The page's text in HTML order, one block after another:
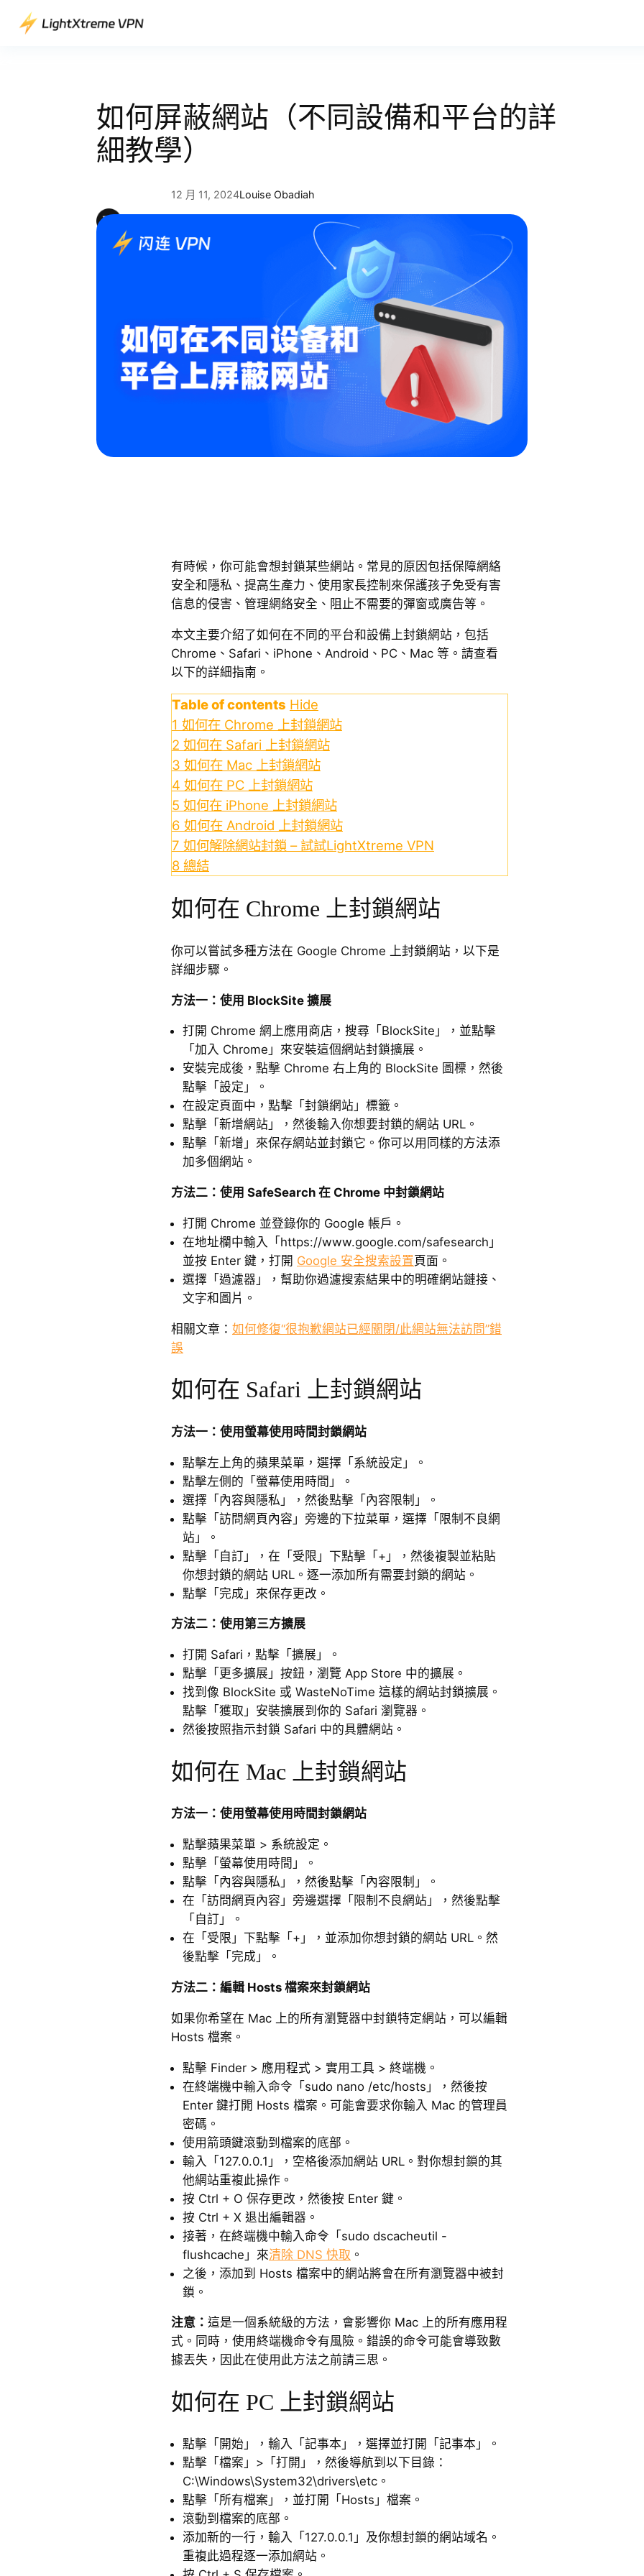
如何屏蔽網站（不同設備和平台的詳
細教學）
12 月 11, 2024Louise Obadiah
有時候，你可能會想封鎖某些網站。常見的原因包括保障網絡
安全和隱私、提高生產力、使用家長控制來保護孩子免受有害
信息的侵害、管理網絡安全、阻止不需要的彈窗或廣告等。
本文主要介紹了如何在不同的平台和設備上封鎖網站，包括
Chrome、Safari、iPhone、Android、PC、Mac 等。請查看
以下的詳細指南。
Table of contents Hide
1 如何在 Chrome 上封鎖網站
2 如何在 Safari 上封鎖網站
3 如何在 Mac 上封鎖網站
4 如何在 PC 上封鎖網站
5 如何在 iPhone 上封鎖網站
6 如何在 Android 上封鎖網站
7 如何解除網站封鎖 – 試試LightXtreme VPN
8 總結
如何在 Chrome 上封鎖網站
你可以嘗試多種方法在 Google Chrome 上封鎖網站，以下是
詳細步驟。
方法一：使用 BlockSite 擴展
打開 Chrome 網上應用商店，搜尋「BlockSite」，並點擊
「加入 Chrome」來安裝這個網站封鎖擴展。
安裝完成後，點擊 Chrome 右上角的 BlockSite 圖標，然後
點擊「設定」。
在設定頁面中，點擊「封鎖網站」標籤。
點擊「新增網站」，然後輸入你想要封鎖的網站 URL。
點擊「新增」來保存網站並封鎖它。你可以用同樣的方法添
加多個網站。
方法二：使用 SafeSearch 在 Chrome 中封鎖網站
打開 Chrome 並登錄你的 Google 帳戶。
在地址欄中輸入「https://www.google.com/safesearch」
並按 Enter 鍵，打開 Google 安全搜索設置頁面。
選擇「過濾器」，幫助你過濾搜索結果中的明確網站鏈接、
文字和圖片。
相關文章： 如何修復“很抱歉網站已經關閉/此網站無法訪問”錯
誤
如何在 Safari 上封鎖網站
方法一：使用螢幕使用時間封鎖網站
點擊左上角的蘋果菜單，選擇「系統設定」。
點擊左側的「螢幕使用時間」。
選擇「內容與隱私」，然後點擊「內容限制」。
點擊「訪問網頁內容」旁邊的下拉菜單，選擇「限制不良網
站」。
點擊「自訂」，在「受限」下點擊「+」，然後複製並粘貼
你想封鎖的網站 URL。逐一添加所有需要封鎖的網站。
點擊「完成」來保存更改。
方法二：使用第三方擴展
打開 Safari，點擊「擴展」。
點擊「更多擴展」按鈕，瀏覽 App Store 中的擴展。
找到像 BlockSite 或 WasteNoTime 這樣的網站封鎖擴展。
點擊「獲取」安裝擴展到你的 Safari 瀏覽器。
然後按照指示封鎖 Safari 中的具體網站。
如何在 Mac 上封鎖網站
方法一：使用螢幕使用時間封鎖網站
點擊蘋果菜單 > 系統設定。
點擊「螢幕使用時間」。
點擊「內容與隱私」，然後點擊「內容限制」。
在「訪問網頁內容」旁邊選擇「限制不良網站」，然後點擊
「自訂」。
在「受限」下點擊「+」，並添加你想封鎖的網站 URL。然
後點擊「完成」。
方法二：編輯 Hosts 檔案來封鎖網站
如果你希望在 Mac 上的所有瀏覽器中封鎖特定網站，可以編輯
Hosts 檔案。
點擊 Finder > 應用程式 > 實用工具 > 終端機。
在終端機中輸入命令「sudo nano /etc/hosts」，然後按
Enter 鍵打開 Hosts 檔案。可能會要求你輸入 Mac 的管理員
密碼。
使用箭頭鍵滾動到檔案的底部。
輸入「127.0.0.1」，空格後添加網站 URL。對你想封鎖的其
他網站重複此操作。
按 Ctrl + O 保存更改，然後按 Enter 鍵。
按 Ctrl + X 退出編輯器。
接著，在終端機中輸入命令「sudo dscacheutil -
flushcache」來清除 DNS 快取 。
之後，添加到 Hosts 檔案中的網站將會在所有瀏覽器中被封
鎖。
注意： 這是一個系統級的方法，會影響你 Mac 上的所有應用程
式。同時，使用終端機命令有風險。錯誤的命令可能會導致數
據丟失，因此在使用此方法之前請三思。
如何在 PC 上封鎖網站
點擊「開始」，輸入「記事本」，選擇並打開「記事本」。
點擊「檔案」>「打開」，然後導航到以下目錄：
C:\Windows\System32\drivers\etc。
點擊「所有檔案」，並打開「Hosts」檔案。
滾動到檔案的底部。
添加新的一行，輸入「127.0.0.1」及你想封鎖的網站域名。
重複此過程逐一添加網站。